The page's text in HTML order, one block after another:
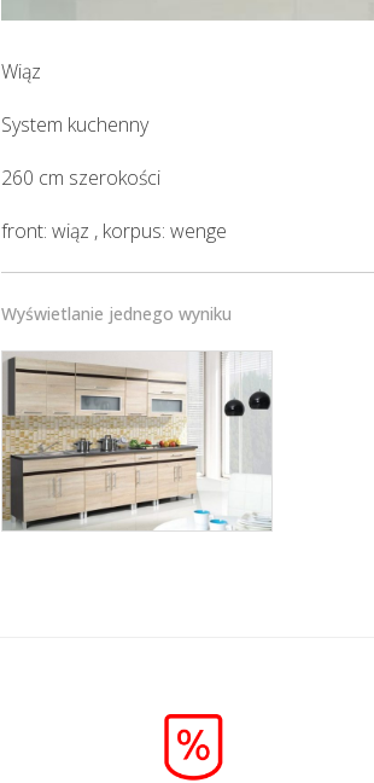
Wiąz
System kuchenny
260 cm szerokości
front: wiąz , korpus: wenge
Wyświetlanie jednego wyniku